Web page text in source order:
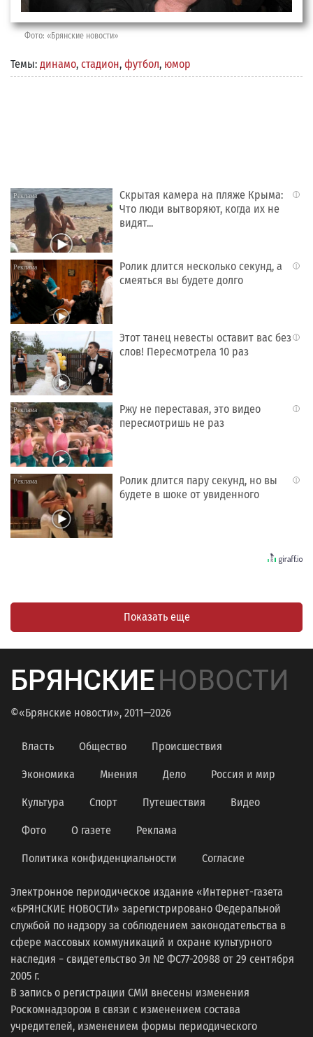
Фото: «Брянские новости»
Темы: динамо, стадион, футбол, юмор
i
Скрытая камера на пляже Крыма:
Что люди вытворяют, когда их не
видят...
i
Ролик длится несколько секунд, а
смеяться вы будете долго
i
Этот танец невесты оставит вас без
слов! Пересмотрела 10 раз
i
Ржу не переставая, это видео
пересмотришь не раз
i
Ролик длится пару секунд, но вы
будете в шоке от увиденного
Показать еще
БРЯНСКИЕНОВОСТИ
©«Брянские новости», 2011—2026
Власть Общество Происшествия
Экономика Мнения Дело Россия и мир
Культура Спорт Путешествия Видео
Фото О газете Реклама
Политика конфиденциальности Согласие
Электронное периодическое издание «Интернет-газета
«БРЯНСКИЕ НОВОСТИ» зарегистрировано Федеральной
службой по надзору за соблюдением законодательства в
сфере массовых коммуникаций и охране культурного
наследия − свидетельство Эл № ФС77-20988 от 29 сентября
2005 г.
В запись о регистрации СМИ внесены изменения
Роскомнадзором в связи с изменением состава
учредителей, изменением формы периодического